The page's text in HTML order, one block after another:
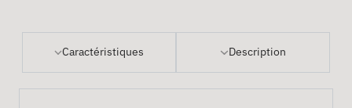
Caractéristiques Description